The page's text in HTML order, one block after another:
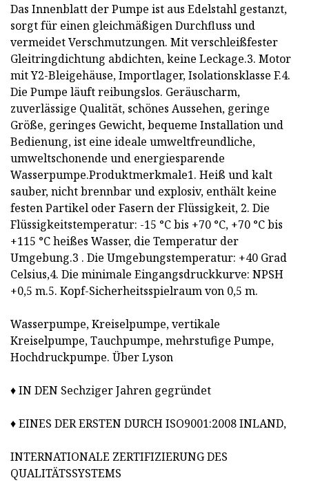
Das Innenblatt der Pumpe ist aus Edelstahl gestanzt,
sorgt für einen gleichmäßigen Durchfluss und
vermeidet Verschmutzungen. Mit verschleißfester
Gleitringdichtung abdichten, keine Leckage.3. Motor
mit Y2-Bleigehäuse, Importlager, Isolationsklasse F.4.
Die Pumpe läuft reibungslos. Geräuscharm,
zuverlässige Qualität, schönes Aussehen, geringe
Größe, geringes Gewicht, bequeme Installation und
Bedienung, ist eine ideale umweltfreundliche,
umweltschonende und energiesparende
Wasserpumpe.Produktmerkmale1. Heiß und kalt
sauber, nicht brennbar und explosiv, enthält keine
festen Partikel oder Fasern der Flüssigkeit, 2. Die
Flüssigkeitstemperatur: -15 °C bis +70 °C, +70 °C bis
+115 °C heißes Wasser, die Temperatur der
Umgebung.3 . Die Umgebungstemperatur: +40 Grad
Celsius,4. Die minimale Eingangsdruckkurve: NPSH
+0,5 m.5. Kopf-Sicherheitsspielraum von 0,5 m.
Wasserpumpe, Kreiselpumpe, vertikale
Kreiselpumpe, Tauchpumpe, mehrstufige Pumpe,
Hochdruckpumpe. Über Lyson
♦ IN DEN Sechziger Jahren gegründet
♦ EINES DER ERSTEN DURCH ISO9001:2008 INLAND,
INTERNATIONALE ZERTIFIZIERUNG DES
QUALITÄTSSYSTEMS